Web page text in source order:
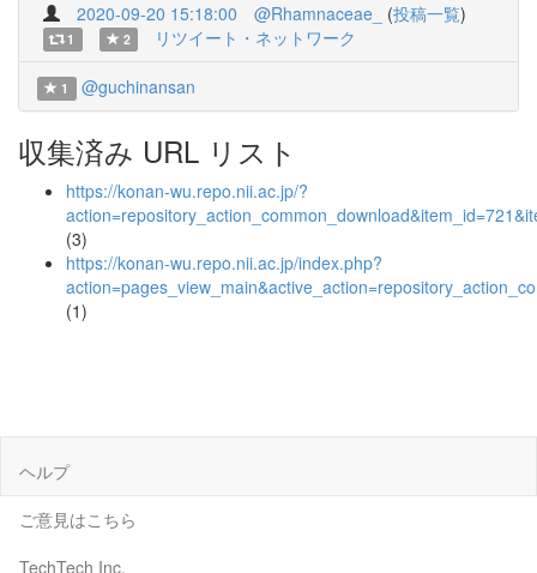
2020-09-20 15:18:00 @Rhamnaceae_ (投稿一覧)
1 2 リツイート・ネットワーク
1 @guchinansan
収集済み URL リスト
https://konan-wu.repo.nii.ac.jp/?
(3)
https://konan-wu.repo.nii.ac.jp/index.php?
(1)
ヘルプ
ご意見はこちら
TechTech Inc.